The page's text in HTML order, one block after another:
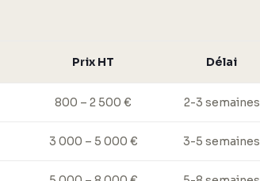
Prix HT Délai
800 – 2 500 € 2-3 semaines
3 000 – 5 000 € 3-5 semaines